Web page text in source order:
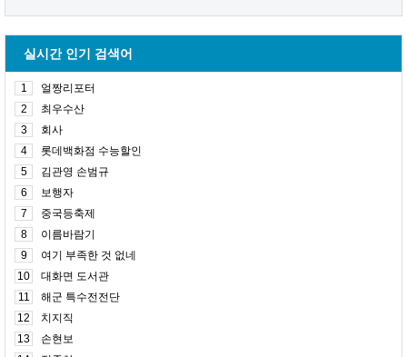
실시간 인기 검색어
1
얼짱리포터
2
최우수산
3
회사
4
롯데백화점 수능할인
5
김관영 손범규
6
보행자
7
중국등축제
8
이름바람기
9
여기 부족한 것 없네
10
대화면 도서관
11
해군 특수전전단
12
치지직
13
손현보